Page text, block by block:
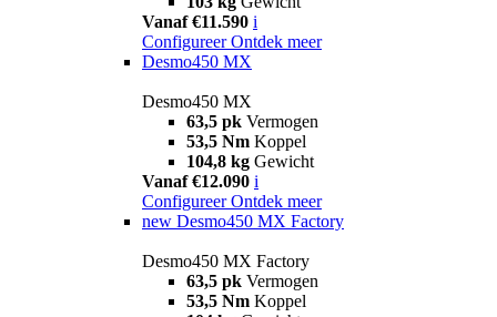
Vanaf €11.590 i
Configureer Ontdek meer
Desmo450 MX
Desmo450 MX
63,5 pk Vermogen
53,5 Nm Koppel
104,8 kg Gewicht
Vanaf €12.090 i
Configureer Ontdek meer
new Desmo450 MX Factory
Desmo450 MX Factory
63,5 pk Vermogen
53,5 Nm Koppel